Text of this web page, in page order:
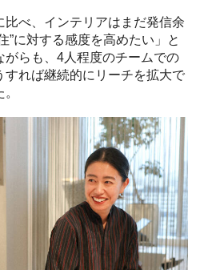
比べ、インテリアはまだ発信余
”に対する感度を高めたい」と
がらも、4人程度のチームでの
すれば継続的にリーチを拡大で